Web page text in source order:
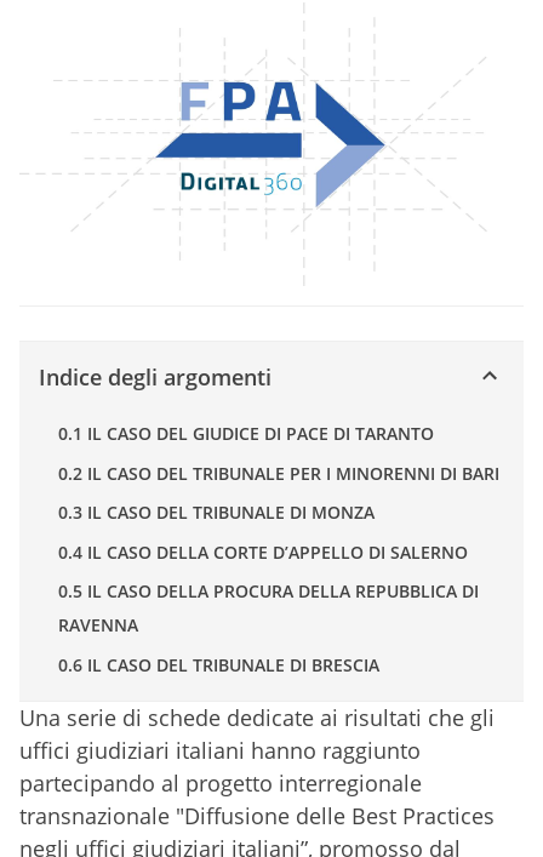
Indice degli argomenti
0.1 IL CASO DEL GIUDICE DI PACE DI TARANTO
0.2 IL CASO DEL TRIBUNALE PER I MINORENNI DI BARI
0.3 IL CASO DEL TRIBUNALE DI MONZA
0.4 IL CASO DELLA CORTE D’APPELLO DI SALERNO
0.5 IL CASO DELLA PROCURA DELLA REPUBBLICA DI
RAVENNA
0.6 IL CASO DEL TRIBUNALE DI BRESCIA
Una serie di schede dedicate ai risultati che gli
uffici giudiziari italiani hanno raggiunto
partecipando al progetto interregionale
transnazionale "Diffusione delle Best Practices
negli uffici giudiziari italiani”, promosso dal